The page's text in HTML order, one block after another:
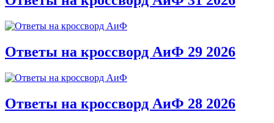
Ответы на кроссворд АиФ 29 2026
Ответы на кроссворд АиФ 28 2026